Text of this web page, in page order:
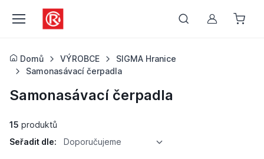
Můj účet
Domů VÝROBCE
SIGMA Hranice
Samonasávací čerpadla
Samonasávací čerpadla
15 produktů
Seřadit dle:
Doporučujeme